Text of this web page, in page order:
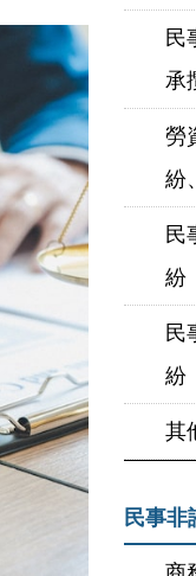
民
承
勞
紛
民
紛
民
紛
其
民事非